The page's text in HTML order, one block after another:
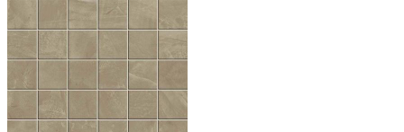
избранное